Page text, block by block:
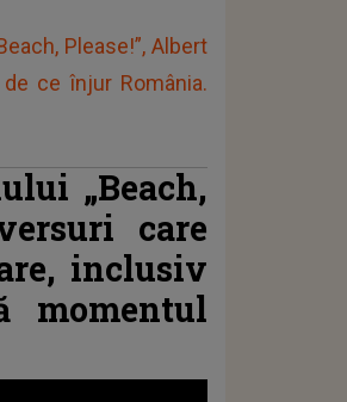
Please!”, Albert
ce înjur România.
„Beach,
care
inclusiv
momentul